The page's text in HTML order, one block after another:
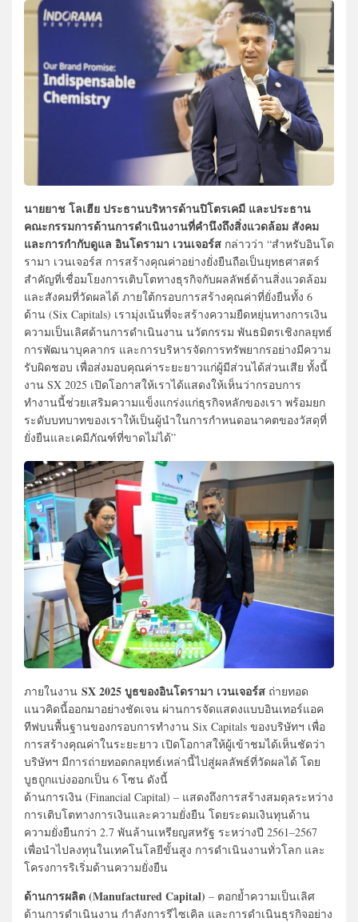
นายยาช โลเฮีย ประธานบริหารด้านปิโตรเคมี และประธาน
คณะกรรมการด้านการดำเนินงานที่คำนึงถึงสิ่งแวดล้อม สังคม
และการกำกับดูแล อินโดรามา เวนเจอร์ส กล่าวว่า “สำหรับอินโด
รามา เวนเจอร์ส การสร้างคุณค่าอย่างยั่งยืนถือเป็นยุทธศาสตร์
สำคัญที่เชื่อมโยงการเติบโตทางธุรกิจกับผลลัพธ์ด้านสิ่งแวดล้อม
และสังคมที่วัดผลได้ ภายใต้กรอบการสร้างคุณค่าที่ยั่งยืนทั้ง 6
ด้าน (Six Capitals) เรามุ่งเน้นที่จะสร้างความยืดหยุ่นทางการเงิน
ความเป็นเลิศด้านการดำเนินงาน นวัตกรรม พันธมิตรเชิงกลยุทธ์
การพัฒนาบุคลากร และการบริหารจัดการทรัพยากรอย่างมีความ
รับผิดชอบ เพื่อส่งมอบคุณค่าระยะยาวแก่ผู้มีส่วนได้ส่วนเสีย ทั้งนี้
งาน SX 2025 เปิดโอกาสให้เราได้แสดงให้เห็นว่ากรอบการ
ทำงานนี้ช่วยเสริมความแข็งแกร่งแก่ธุรกิจหลักของเรา พร้อมยก
ระดับบทบาทของเราให้เป็นผู้นำในการกำหนดอนาคตของวัสดุที่
ยั่งยืนและเคมีภัณฑ์ที่ขาดไม่ได้”
ภายในงาน SX 2025 บูธของอินโดรามา เวนเจอร์ส ถ่ายทอด
แนวคิดนี้ออกมาอย่างชัดเจน ผ่านการจัดแสดงแบบอินเทอร์แอค
ทีฟบนพื้นฐานของกรอบการทำงาน Six Capitals ของบริษัทฯ เพื่อ
การสร้างคุณค่าในระยะยาว เปิดโอกาสให้ผู้เข้าชมได้เห็นชัดว่า
บริษัทฯ มีการถ่ายทอดกลยุทธ์เหล่านี้ไปสู่ผลลัพธ์ที่วัดผลได้ โดย
บูธถูกแบ่งออกเป็น 6 โซน ดังนี้
ด้านการเงิน (Financial Capital) – แสดงถึงการสร้างสมดุลระหว่าง
การเติบโตทางการเงินและความยั่งยืน โดยระดมเงินทุนด้าน
ความยั่งยืนกว่า 2.7 พันล้านเหรียญสหรัฐ ระหว่างปี 2561–2567
เพื่อนำไปลงทุนในเทคโนโลยีขั้นสูง การดำเนินงานทั่วโลก และ
โครงการริเริ่มด้านความยั่งยืน
ด้านการผลิต (Manufactured Capital) – ตอกย้ำความเป็นเลิศ
ด้านการดำเนินงาน กำลังการรีไซเคิล และการดำเนินธุรกิจอย่าง